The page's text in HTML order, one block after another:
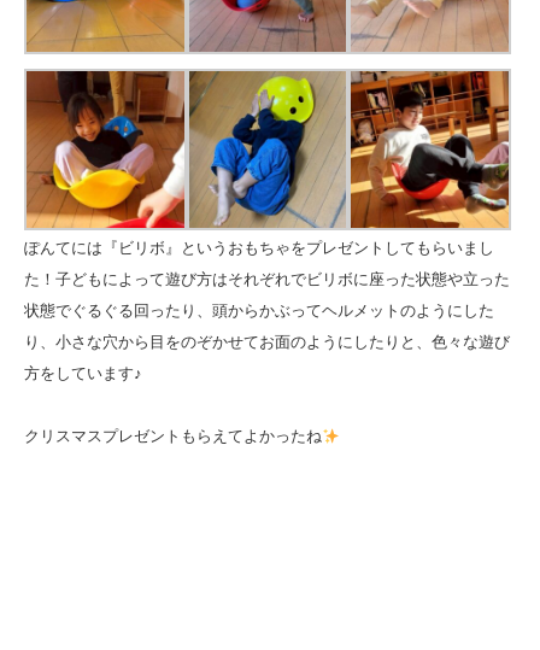
ぽんてには『ビリボ』というおもちゃをプレゼントしてもらいまし
た！子どもによって遊び方はそれぞれでビリボに座った状態や立った
状態でぐるぐる回ったり、頭からかぶってヘルメットのようにした
り、小さな穴から目をのぞかせてお面のようにしたりと、色々な遊び
方をしています♪
クリスマスプレゼントもらえてよかったね